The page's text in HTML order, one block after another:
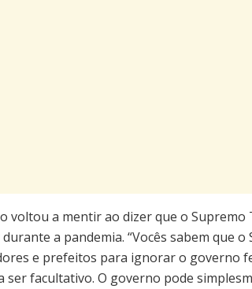
voltou a mentir ao dizer que o
a pandemia. “Vocês sabem que
e prefeitos para ignorar o governo
ser facultativo. O governo pode